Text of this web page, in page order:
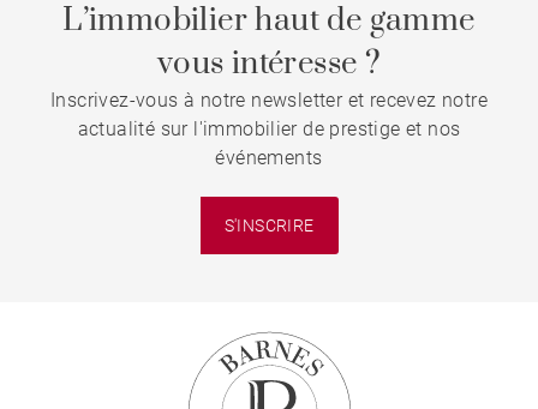
L’immobilier haut de gamme
vous intéresse ?
Inscrivez-vous à notre newsletter et recevez notre
actualité sur l'immobilier de prestige et nos
événements
S'INSCRIRE